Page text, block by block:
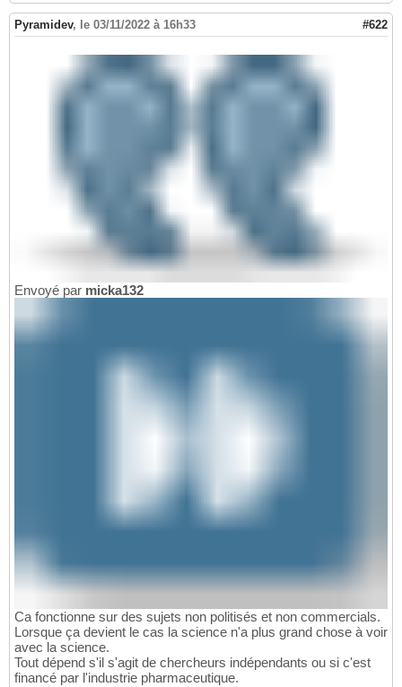
Pyramidev, le 03/11/2022 à 16h33 #622
Envoyé par micka132
Ca fonctionne sur des sujets non politisés et non commercials.
Lorsque ça devient le cas la science n'a plus grand chose à voir
avec la science.
Tout dépend s'il s'agit de chercheurs indépendants ou si c'est
financé par l'industrie pharmaceutique.